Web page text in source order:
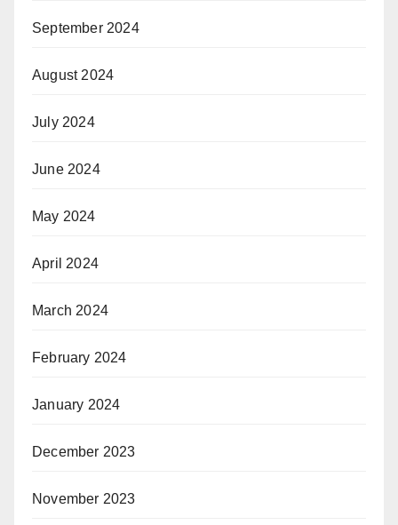
September 2024
August 2024
July 2024
June 2024
May 2024
April 2024
March 2024
February 2024
January 2024
December 2023
November 2023